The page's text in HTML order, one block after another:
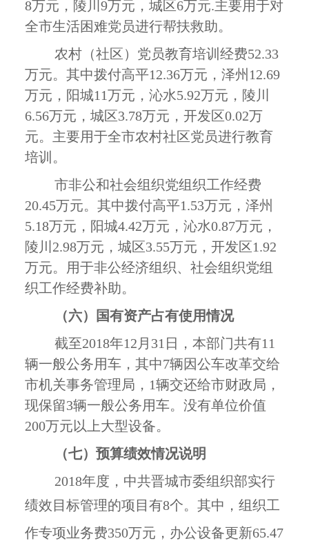
8万元，陵川 9万元，城区6万元.主要用于对
全市生活困难党员进行帮扶救助。
农村（社区）党员教育培训经费52.33
万元。其中拨付高平12.36万元，泽州 12.69
万元，阳城11万元，沁水5.92万元，陵川
6.56万元，城区3.78万元，开发区0.02万
元。主要用于全市农村社区党员进行教育
培训。
市非公和社会组织党组织工作经费
20.45万元。其中拨付高平1.53万元，泽州
5.18万元，阳城4.42万元，沁水0.87万元，
陵川 2.98万元，城区3.55万元，开发区1.92
万元。用于非公经济组织、社会组织党组
织工作经费补助。
（六）国有资产占有使用情况
截至2018年12 月 31 日，本部门共有11
辆一般公务用车，其中7辆因公车改革交给
市机关事务管理局， 1辆交还给市财政局，
现保留3辆一般公务用车。没有单位价值
200万元以上大型设备。
（七）预算绩效情况说明
2018年度，中共晋城市委组织部实行
绩效目标管理的项目有8个。 其中，组织工
作专项业务费350万元，办公设备更新65.47